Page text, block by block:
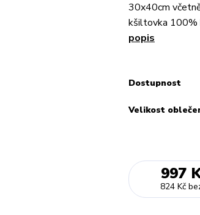
30x40cm
kšiltovka 100%
popis
Dostupnost
Velikost
997
824 Kč